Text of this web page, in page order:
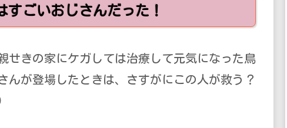
ごいおじさんだった！
せきの家にケガしては治療して元気になった鳥
んが登場したときは、さすがにこの人が救う？